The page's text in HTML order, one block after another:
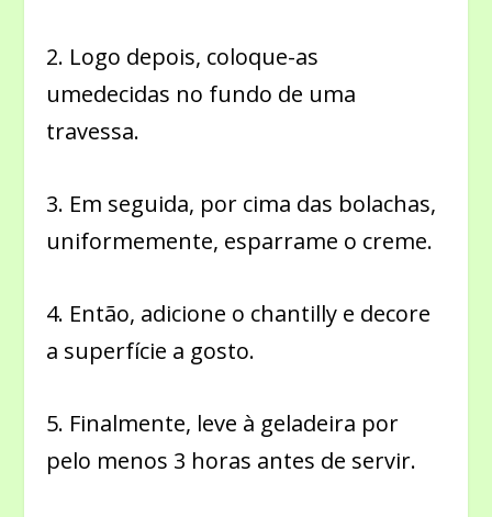
2. Logo depois, coloque-as
umedecidas no fundo de uma
travessa.
3. Em seguida, por cima das bolachas,
uniformemente, esparrame o creme.
4. Então, adicione o chantilly e decore
a superfície a gosto.
5. Finalmente, leve à geladeira por
pelo menos 3 horas antes de servir.